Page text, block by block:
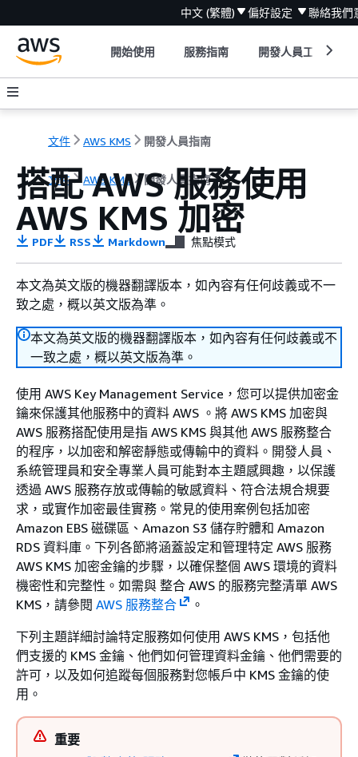
中文 (繁體) 偏好設定 聯絡我們
開始使用 服務指南 開發人員工具
文件 AWS KMS 開發人員指南
文件 AWS KMS 開發人員指南
搭配 AWS 服務使用
AWS KMS 加密
PDF RSS Markdown 焦點模式
本文為英文版的機器翻譯版本，如內容有任何歧義或不一
致之處，概以英文版為準。
本文為英文版的機器翻譯版本，如內容有任何歧義或不
一致之處，概以英文版為準。
使用 AWS Key Management Service，您可以提供加密金
鑰來保護其他服務中的資料 AWS 。將 AWS KMS 加密與
AWS 服務搭配使用是指 AWS KMS 與其他 AWS 服務整合
的程序，以加密和解密靜態或傳輸中的資料。開發人員、
系統管理員和安全專業人員可能對本主題感興趣，以保護
透過 AWS 服務存放或傳輸的敏感資料、符合法規合規要
求，或實作加密最佳實務。常見的使用案例包括加密
Amazon EBS 磁碟區、Amazon S3 儲存貯體和 Amazon
RDS 資料庫。下列各節將涵蓋設定和管理特定 AWS 服務
AWS KMS 加密金鑰的步驟，以確保整個 AWS 環境的資料
機密性和完整性。如需與 整合 AWS 的服務完整清單 AWS
KMS，請參閱 AWS 服務整合
。
下列主題詳細討論特定服務如何使用 AWS KMS，包括他
們支援的 KMS 金鑰、他們如何管理資料金鑰、他們需要的
許可，以及如何追蹤每個服務對您帳戶中 KMS 金鑰的使
用。
重要